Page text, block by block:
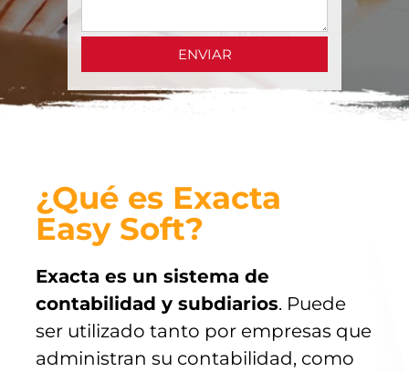
ENVIAR
¿Qué es Exacta
Easy Soft?
Exacta es un sistema de
contabilidad y subdiarios. Puede
ser utilizado tanto por empresas que
administran su contabilidad, como